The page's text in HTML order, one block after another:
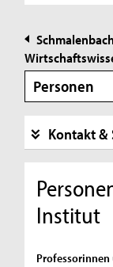
Personen
Kontakt &
Institut